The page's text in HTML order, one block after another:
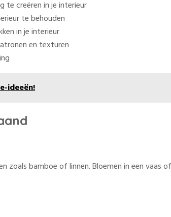
te creëren in je interieur
te behouden
in je interieur
en texturen
ideeën!
bamboe of linnen. Bloemen in een vaas